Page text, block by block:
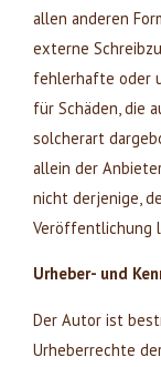
allen anderen
externe
fehlerhafte oder
für Schäden, die
solcherart
allein der
nicht derjenige,
Veröffentlichung
Urheber- und
Der Autor ist
Urheberrechte